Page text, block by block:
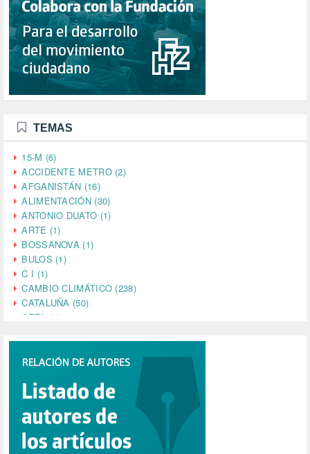
TEMAS
15-M (6)
ACCIDENTE METRO (2)
AFGANISTÁN (16)
ALIMENTACIÓN (30)
ANTONIO DUATO (1)
ARTE (1)
BOSSANOVA (1)
BULOS (1)
C I (1)
CAMBIO CLIMÁTICO (238)
CATALUÑA (50)
CETA (2)
CINE (35)
COMPROMISO (2)
CONFERENCIA (1)
CONSUMO (1)
CORONAVIRUS (155)
CORRUPCIÓN (215)